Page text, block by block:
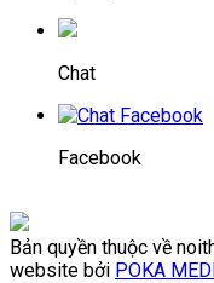
Chat
Facebook
Bản quyền thuộc về
website bởi POKA